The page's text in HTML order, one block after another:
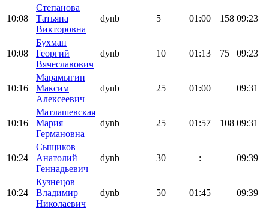
10:08
Степанова
Татьяна
Викторовна
dynb 5 01:00 158 09:23
10:08
Бухман
Георгий
Вячеславович
dynb 10 01:13 75 09:23
10:16
Марамыгин
Максим
Алексеевич
dynb 25 01:00 09:31
10:16
Матлашевская
Мария
Германовна
dynb 25 01:57 108 09:31
10:24
Сыщиков
Анатолий
Геннадьевич
dynb 30 __:__ 09:39
10:24
Кузнецов
Владимир
Николаевич
dynb 50 01:45 09:39